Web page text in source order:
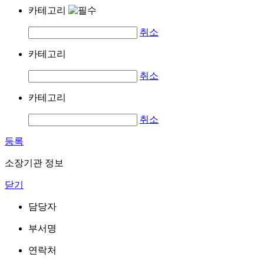
카테고리
취소
카테고리
취소
카테고리
취소
등록
소장기관 정보
닫기
담당자
부서명
연락처